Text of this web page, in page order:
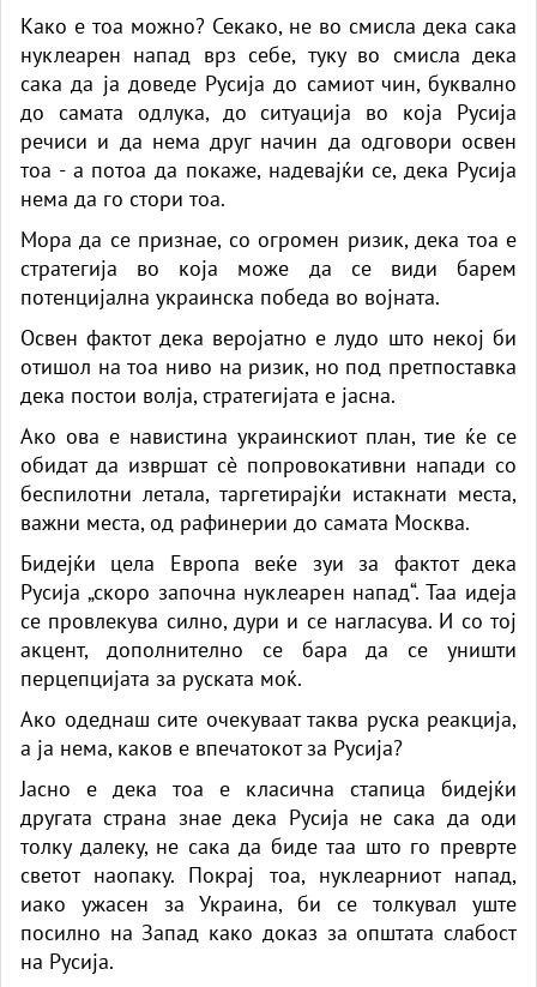
Како е тоа можно? Секако, не во смисла дека сака
нуклеарен напад врз себе, туку во смисла дека
сака да ја доведе Русија до самиот чин, буквално
до самата одлука, до ситуација во која Русија
речиси и да нема друг начин да одговори освен
тоа - а потоа да покаже, надевајќи се, дека Русија
нема да го стори тоа.
Мора да се признае, со огромен ризик, дека тоа е
стратегија во која може да се види барем
потенцијална украинска победа во војната.
Освен фактот дека веројатно е лудо што некој би
отишол на тоа ниво на ризик, но под претпоставка
дека постои волја, стратегијата е јасна.
Ако ова е навистина украинскиот план, тие ќе се
обидат да извршат сè попровокативни напади со
беспилотни летала, таргетирајќи истакнати места,
важни места, од рафинерии до самата Москва.
Бидејќи цела Европа веќе зуи за фактот дека
Русија „скоро започна нуклеарен напад“. Таа идеја
се провлекува силно, дури и се нагласува. И со тој
акцент, дополнително се бара да се уништи
перцепцијата за руската моќ.
Ако одеднаш сите очекуваат таква руска реакција,
а ја нема, каков е впечатокот за Русија?
Јасно е дека тоа е класична стапица бидејќи
другата страна знае дека Русија не сака да оди
толку далеку, не сака да биде таа што го преврте
светот наопаку. Покрај тоа, нуклеарниот напад,
иако ужасен за Украина, би се толкувал уште
посилно на Запад како доказ за општата слабост
на Русија.